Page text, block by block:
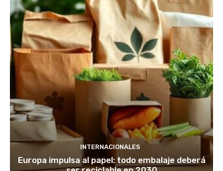
INTERNACIONALES
Europa impulsa al papel: todo embalaje deberá